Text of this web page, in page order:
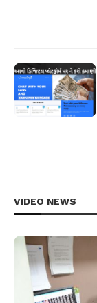
VIDEO NEWS